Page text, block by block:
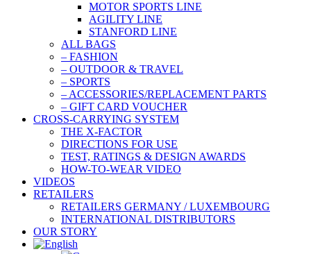
MOTOR SPORTS LINE
AGILITY LINE
STANFORD LINE
ALL BAGS
– FASHION
– OUTDOOR & TRAVEL
– SPORTS
– ACCESSORIES/REPLACEMENT PARTS
– GIFT CARD VOUCHER
CROSS-CARRYING SYSTEM
THE X-FACTOR
DIRECTIONS FOR USE
TEST, RATINGS & DESIGN AWARDS
HOW-TO-WEAR VIDEO
VIDEOS
RETAILERS
RETAILERS GERMANY / LUXEMBOURG
INTERNATIONAL DISTRIBUTORS
OUR STORY